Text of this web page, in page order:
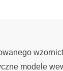
modele